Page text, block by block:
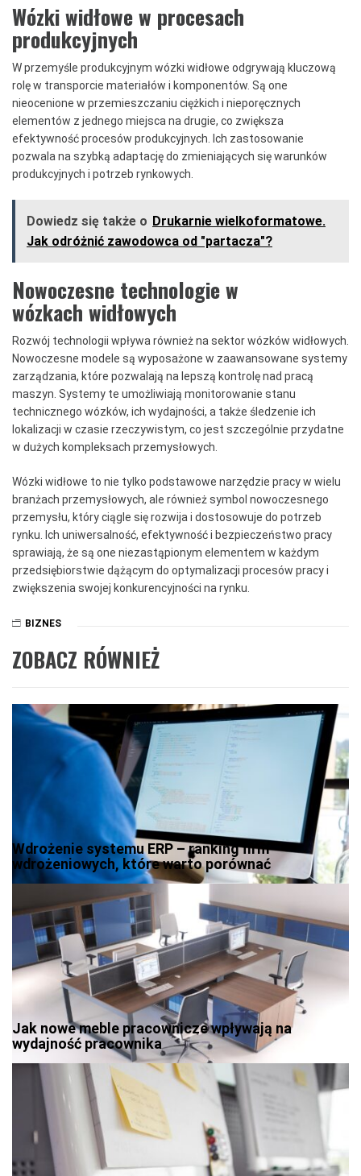
Wózki widłowe w procesach
produkcyjnych
W przemyśle produkcyjnym wózki widłowe odgrywają kluczową
rolę w transporcie materiałów i komponentów. Są one
nieocenione w przemieszczaniu ciężkich i nieporęcznych
elementów z jednego miejsca na drugie, co zwiększa
efektywność procesów produkcyjnych. Ich zastosowanie
pozwala na szybką adaptację do zmieniających się warunków
produkcyjnych i potrzeb rynkowych.
Dowiedz się także o Drukarnie wielkoformatowe.
Jak odróżnić zawodowca od "partacza"?
Nowoczesne technologie w
wózkach widłowych
Rozwój technologii wpływa również na sektor wózków widłowych.
Nowoczesne modele są wyposażone w zaawansowane systemy
zarządzania, które pozwalają na lepszą kontrolę nad pracą
maszyn. Systemy te umożliwiają monitorowanie stanu
technicznego wózków, ich wydajności, a także śledzenie ich
lokalizacji w czasie rzeczywistym, co jest szczególnie przydatne
w dużych kompleksach przemysłowych.
Wózki widłowe to nie tylko podstawowe narzędzie pracy w wielu
branżach przemysłowych, ale również symbol nowoczesnego
przemysłu, który ciągle się rozwija i dostosowuje do potrzeb
rynku. Ich uniwersalność, efektywność i bezpieczeństwo pracy
sprawiają, że są one niezastąpionym elementem w każdym
przedsiębiorstwie dążącym do optymalizacji procesów pracy i
zwiększenia swojej konkurencyjności na rynku.
BIZNES
ZOBACZ RÓWNIEŻ
Wdrożenie systemu ERP – ranking firm
wdrożeniowych, które warto porównać
Jak nowe meble pracownicze wpływają na
wydajność pracownika